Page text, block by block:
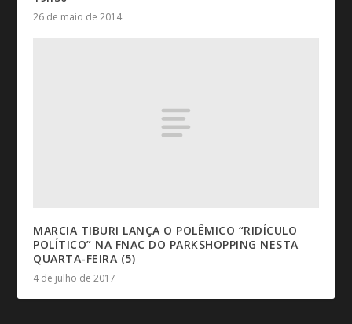
26 de maio de 2014
MARCIA TIBURI LANÇA O POLÊMICO “RIDÍCULO
POLÍTICO” NA FNAC DO PARKSHOPPING NESTA
QUARTA-FEIRA (5)
4 de julho de 2017